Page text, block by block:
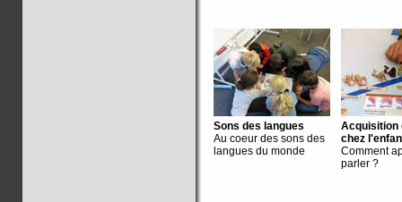
Sons des langues
Au coeur des sons des
langues du monde
Acquisition
chez
Comment
parler ?